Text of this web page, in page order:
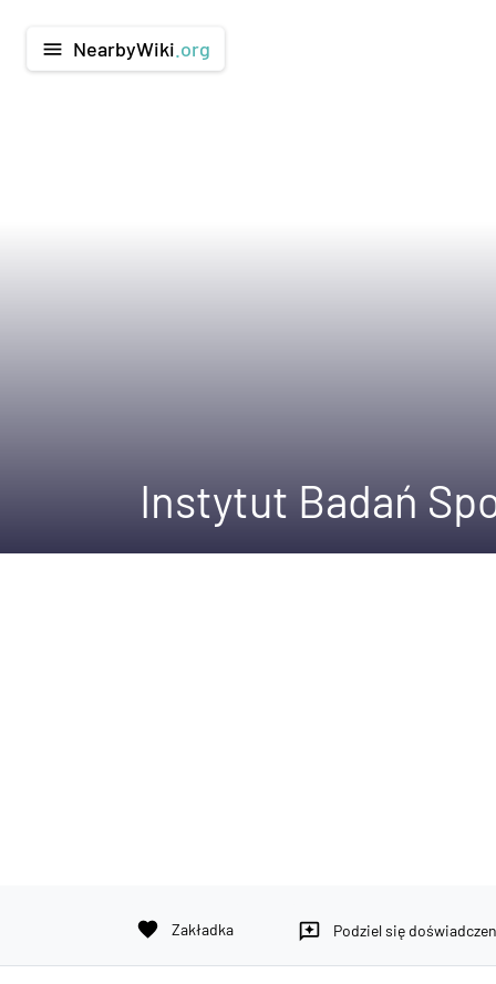
menu NearbyWiki .org
Instytut Badań
favorite Zakładka reviews Podziel się